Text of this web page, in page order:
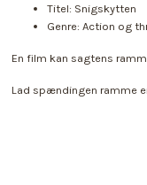
Titel: Snigskytten
Genre: Action og
En film kan sagtens
Lad spændingen ramme